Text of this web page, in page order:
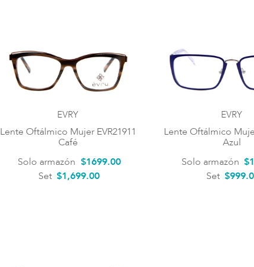
EVRY
Lente Oftálmico Mujer EVR21911
Café
Solo armazón $1699.00
Set $1,699.00
EVRY
Lente Oftálmico
Azul
Solo armazón $
Set